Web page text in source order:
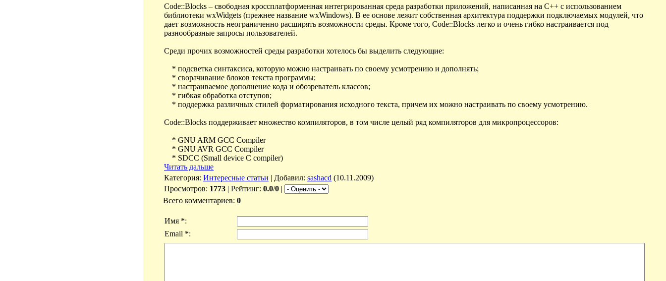
Code::Blocks – свободная кроссплатформенная интегрированная среда разработки приложений, написанная на C++ с использованием
библиотеки wxWidgets (прежнее название wxWindows). В ее основе лежит собственная архитектура поддержки подключаемых модулей, что
дает возможность неограниченно расширять возможности среды. Кроме того, Code::Blocks легко и очень гибко настраивается под
разнообразные запросы пользователей.
Среди прочих возможностей среды разработки хотелось бы выделить следующие:
* подсветка синтаксиса, которую можно настраивать по своему усмотрению и дополнять;
* сворачивание блоков текста программы;
* настраиваемое дополнение кода и обозреватель классов;
* гибкая обработка отступов;
* поддержка различных стилей форматирования исходного текста, причем их можно настраивать по своему усмотрению.
Code::Blocks поддерживает множество компиляторов, в том числе целый ряд компиляторов для микропроцессоров:
* GNU ARM GCC Compiler
* GNU AVR GCC Compiler
* SDCC (Small device C compiler)
Читать дальше
Категория: Интересные статьи | Добавил: sashacd (10.11.2009)
Просмотров: 1773 | Рейтинг: 0.0/0 |
Всего комментариев: 0
Имя *:
Email *: